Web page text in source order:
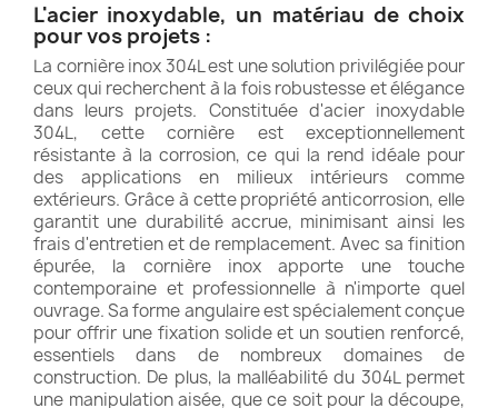
L'acier inoxydable, un matériau de choix
pour vos projets :
La cornière inox 304L est une solution privilégiée pour
ceux qui recherchent à la fois robustesse et élégance
dans leurs projets. Constituée d'acier inoxydable
304L, cette cornière est exceptionnellement
résistante à la corrosion, ce qui la rend idéale pour
des applications en milieux intérieurs comme
extérieurs. Grâce à cette propriété anticorrosion, elle
garantit une durabilité accrue, minimisant ainsi les
frais d'entretien et de remplacement. Avec sa finition
épurée, la cornière inox apporte une touche
contemporaine et professionnelle à n'importe quel
ouvrage. Sa forme angulaire est spécialement conçue
pour offrir une fixation solide et un soutien renforcé,
essentiels dans de nombreux domaines de
construction. De plus, la malléabilité du 304L permet
une manipulation aisée, que ce soit pour la découpe,